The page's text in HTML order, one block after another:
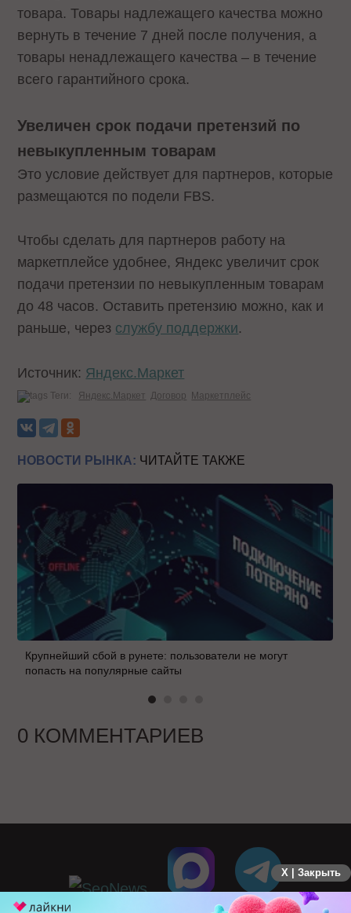
товара. Товары надлежащего качества можно
вернуть в течение 7 дней после получения, а
товары ненадлежащего качества – в течение
всего гарантийного срока.
Увеличен срок подачи претензий по
невыкупленным товарам
Это условие действует для партнеров, которые
размещаются по подели FBS.
Чтобы сделать для партнеров работу на
маркетплейсе удобнее, Яндекс увеличит срок
подачи претензии по невыкупленным товарам
до 48 часов. Оставить претензию можно, как и
раньше, через службу поддержки.
Источник: Яндекс.Маркет
Теги: Яндекс.Маркет Договор Маркетплейс
НОВОСТИ РЫНКА: ЧИТАЙТЕ ТАКЖЕ
Крупнейший сбой в рунете: пользователи не могут
попасть на популярные сайты
0 КОММЕНТАРИЕВ
X | Закрыть